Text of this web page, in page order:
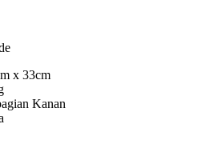
x 33cm
Kanan